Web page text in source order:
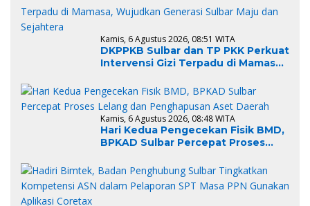
Kamis, 6 Agustus 2026, 08:51 WITA
DKPPKB Sulbar dan TP PKK Perkuat
Intervensi Gizi Terpadu di Mamasa,
dan Sejahtera
Kamis, 6 Agustus 2026, 08:48 WITA
Hari Kedua Pengecekan Fisik BMD,
BPKAD Sulbar Percepat Proses
Daerah